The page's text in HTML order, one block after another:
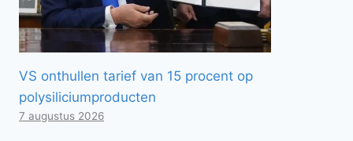
VS onthullen tarief van 15 procent op
polysiliciumproducten
7 augustus 2026